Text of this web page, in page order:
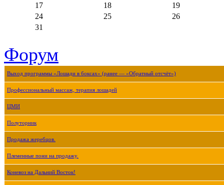
17
18
19
24
25
26
31
Форум
Выход программы «Лошади в боксах» (ранее — «Обратный отсчёт»)
Профессиональный массаж, терапия лошадей
ЦМИ
Полуторник
Продажа жеребцов.
Племенные пони на продажу.
Коневоз на Дальний Восток!